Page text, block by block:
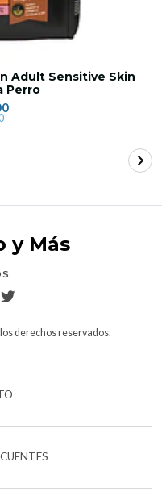
Adult Sensitive Skin
Perro
y Más
derechos reservados.